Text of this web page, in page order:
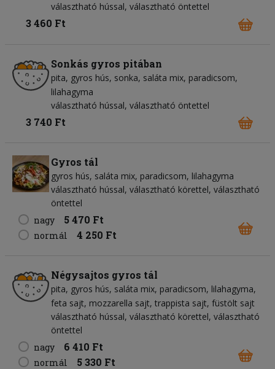
választható hússal, választható öntettel
3 460 Ft
Sonkás gyros pitában
pita gyros hús sonka saláta mix paradicsom
lilahagyma
választható hússal, választható öntettel
3 740 Ft
Gyros tál
gyros hús saláta mix paradicsom lilahagyma
választható hússal, választható körettel, választható
öntettel
nagy
5 470 Ft
normál 4 250 Ft
Négysajtos gyros tál
pita gyros hús saláta mix paradicsom lilahagyma
feta sajt mozzarella sajt trappista sajt füstölt sajt
választható hússal, választható körettel, választható
öntettel
nagy
6 410 Ft
normál 5 330 Ft